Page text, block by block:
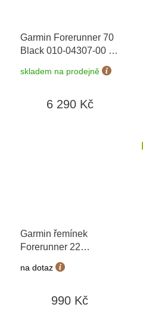
Garmin Forerunner 70
Black 010-04307-00 +
možnost výměny do 90
dní
skladem na prodejně
6 290 Kč
Garmin řemínek
Forerunner 22
Whitestone/Amp
Yellow 010-11251-AN
na dotaz
990 Kč